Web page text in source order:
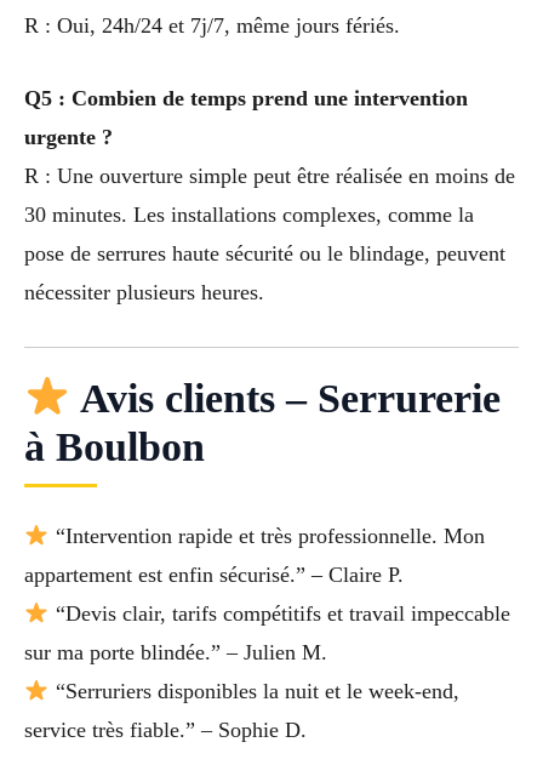
R : Oui, 24h/24 et 7j/7, même jours fériés.
Q5 : Combien de temps prend une intervention
urgente ?
R : Une ouverture simple peut être réalisée en moins de
30 minutes. Les installations complexes, comme la
pose de serrures haute sécurité ou le blindage, peuvent
nécessiter plusieurs heures.
Avis clients – Serrurerie
à Boulbon
“Intervention rapide et très professionnelle. Mon
appartement est enfin sécurisé.” – Claire P.
“Devis clair, tarifs compétitifs et travail impeccable
sur ma porte blindée.” – Julien M.
“Serruriers disponibles la nuit et le week-end,
service très fiable.” – Sophie D.